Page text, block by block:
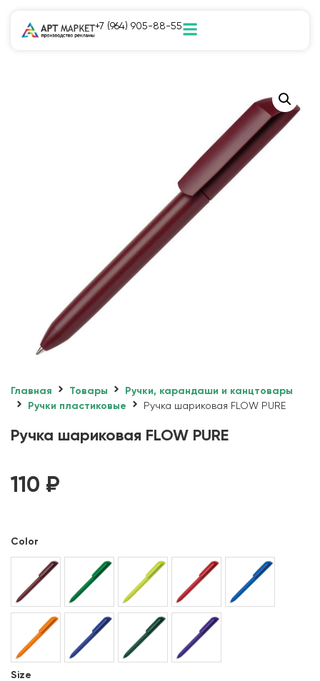
+7 (964) 905-88-55
Главная Товары
Ручки, карандаши и канцтовары
Ручки пластиковые
Ручка шариковая FLOW PURE
Ручка шариковая FLOW PURE
110 ₽
Color
Size